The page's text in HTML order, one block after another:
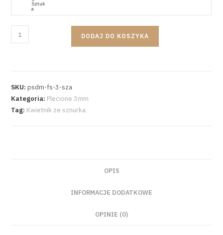
DODAJ DO KOSZYKA
SKU:psdm-fs-3-sza
Kategoria: Plecione 3mm
Tag: Kwietnik ze sznurka
OPIS
INFORMACJE DODATKOWE
OPINIE (0)